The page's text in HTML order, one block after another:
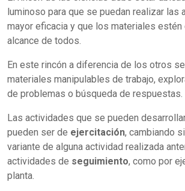
luminoso para que se puedan realizar las
mayor eficacia y que los materiales estén
alcance de todos.
En este rincón a diferencia de los otros
materiales manipulables de trabajo,
de problemas o búsqueda de respuestas.
Las actividades que se pueden
pueden ser de ejercitación, cambiando
variante de alguna actividad realizada
actividades de seguimiento, como por
planta.